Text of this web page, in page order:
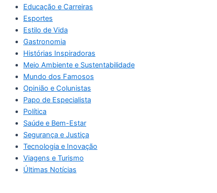
Educação e Carreiras
Esportes
Estilo de Vida
Gastronomia
Histórias Inspiradoras
Meio Ambiente e Sustentabilidade
Mundo dos Famosos
Opinião e Colunistas
Papo de Especialista
Política
Saúde e Bem-Estar
Segurança e Justiça
Tecnologia e Inovação
Viagens e Turismo
Últimas Notícias